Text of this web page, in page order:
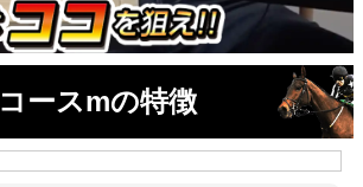
コースmの特徴